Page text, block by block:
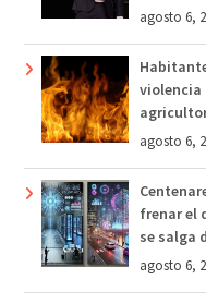
agosto 6,
violencia
agosto 6,
frenar el
se salga
agosto 6,